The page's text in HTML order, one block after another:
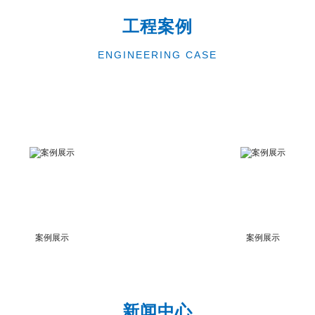
工程案例
ENGINEERING CASE
案例展示 案例展示
新闻中心